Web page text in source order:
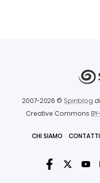
2007-2026 © Spinblog
Creative Commons
CHI SIAMO CONTATTI